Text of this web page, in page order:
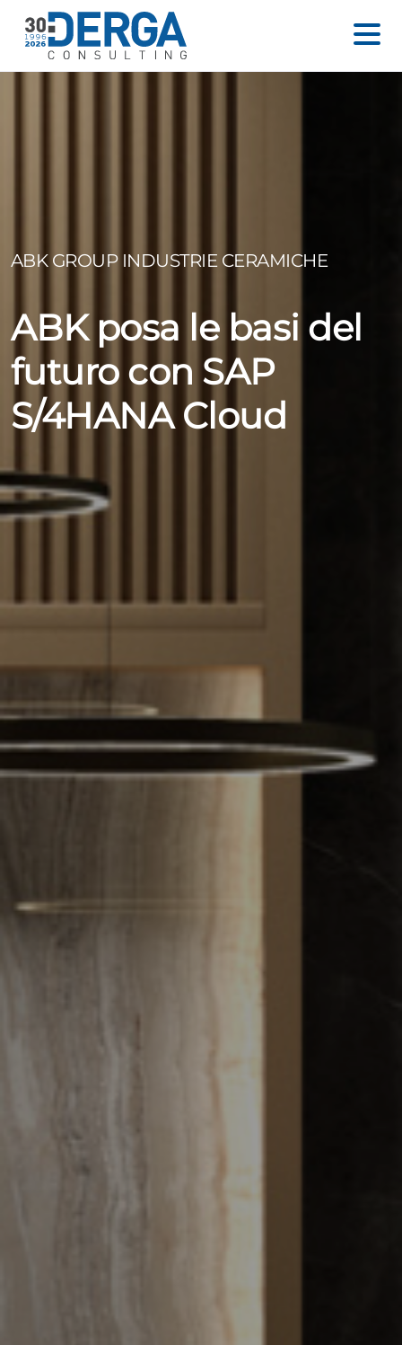
ABK GROUP INDUSTRIE CERAMICHE
ABK posa le basi del
futuro con SAP
S/4HANA Cloud